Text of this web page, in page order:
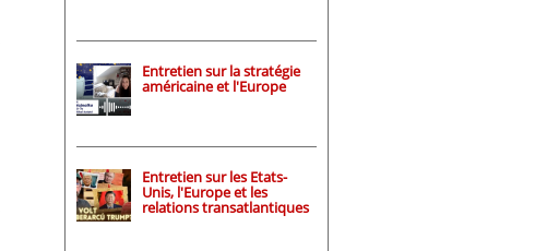
Entretien sur la stratégie
américaine et l'Europe
Entretien sur les Etats-
Unis, l'Europe et les
relations transatlantiques